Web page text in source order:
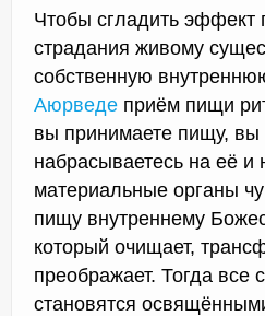
Чтобы сгладить эффект
страдания живому
собственную
Аюрведе приём пищи
вы принимаете пищу, вы
набрасываетесь на её и
материальные органы
пищу внутреннему
который очищает,
преображает. Тогда все
становятся